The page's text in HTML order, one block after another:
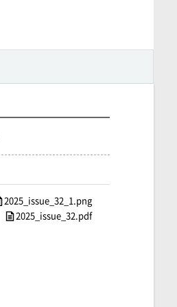
2025_issue_32_1.png
2025_issue_32.pdf